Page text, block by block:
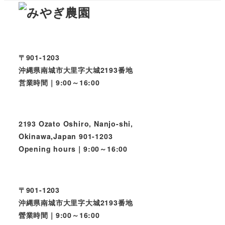
〒901-1203
沖縄県南城市大里字大城2193番地
営業時間｜9:00～16:00
2193 Ozato Oshiro, Nanjo-shi,
Okinawa,Japan 901-1203
Opening hours｜9:00～16:00
〒901-1203
沖縄県南城市大里字大城2193番地
營業時間｜9:00～16:00